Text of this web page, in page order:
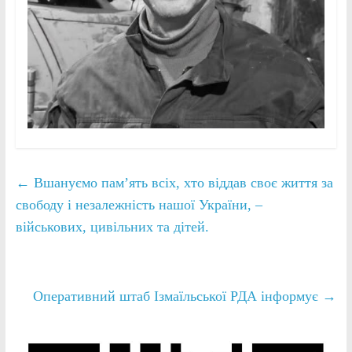
← Вшануємо памʼять всіх, хто віддав своє життя за
свободу і незалежність нашої України, –
військових, цивільних та дітей.
Оперативний штаб Ізмаїльської РДА інформує →